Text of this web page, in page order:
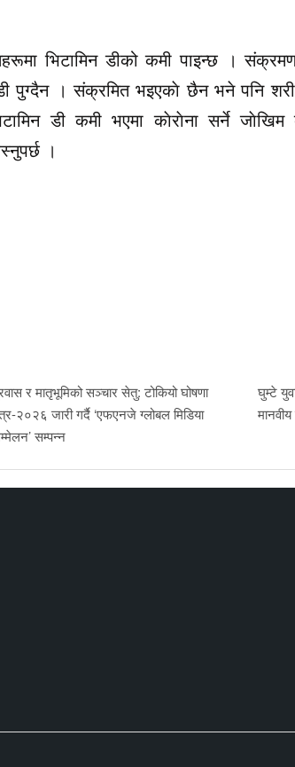
भिटामिन डीको कमी पाइन्छ ।
पुग्दैन । संक्रमित भइएकाे छैन भने पनि
डी कमी भएमा काेराेना सर्ने
।
र मातृभूमिको सञ्चार सेतु: टोकियो घोषणा
२०२६ जारी गर्दै ‘एफएनजे ग्लोबल मिडिया
सम्पन्न
घुम्टे